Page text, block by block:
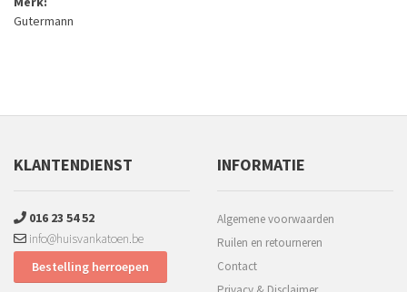
Gutermann
KLANTENDIENST
016 23 54 52
info@huisvankatoen.be
Bestelling herroepen
INFORMATIE
Algemene voorwaarden
Ruilen en retourneren
Contact